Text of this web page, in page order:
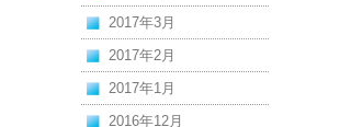
2017年3月
2017年2月
2017年1月
2016年12月